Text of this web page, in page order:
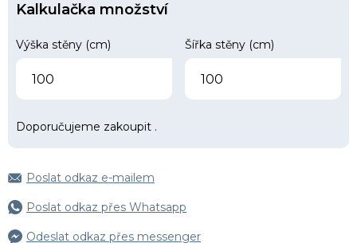
Kalkulačka množství
Výška stěny (cm) Šířka stěny (cm)
Doporučujeme zakoupit .
Poslat odkaz e-mailem
Poslat odkaz přes Whatsapp
Odeslat odkaz přes messenger